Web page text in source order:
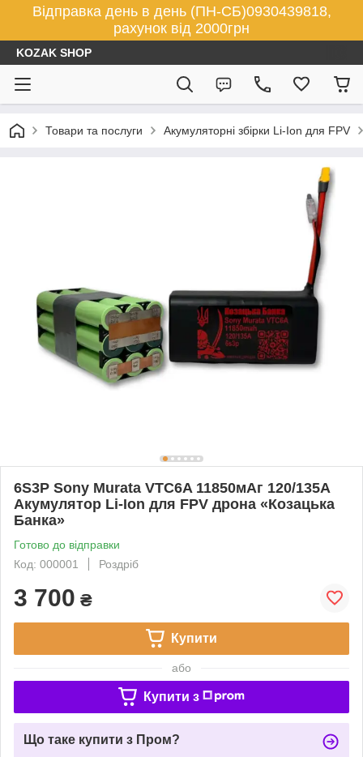
Відправка день в день (ПН-СБ)0930439818,
рахунок від 2000грн
KOZAK SHOP
Товари та послуги Акумуляторні збірки Li-Ion для FPV
6S3P Sony Murata VTC6A 11850мАг 120/135A
Акумулятор Li-Ion для FPV дрона «Козацька
Банка»
Готово до відправки
Код: 000001
Роздріб
3 700 ₴
Купити
або
Купити з
Що таке купити з Пром?